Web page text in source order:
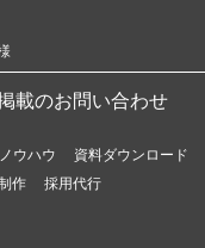
載のお問い合わせ
ウハウ 資料ダウンロード
作 採用代行